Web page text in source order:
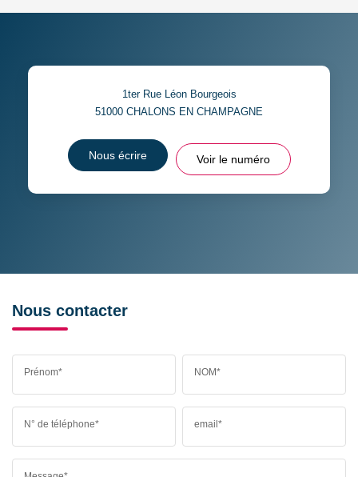
1ter Rue Léon Bourgeois
51000 CHALONS EN CHAMPAGNE
Nous écrire Voir le numéro
Nous contacter
Prénom* NOM*
N° de téléphone* email*